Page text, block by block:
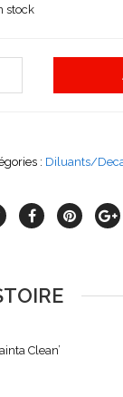
stock
: Diluants/
Clean’